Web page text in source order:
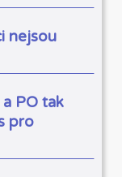
nejsou
PO tak
pro